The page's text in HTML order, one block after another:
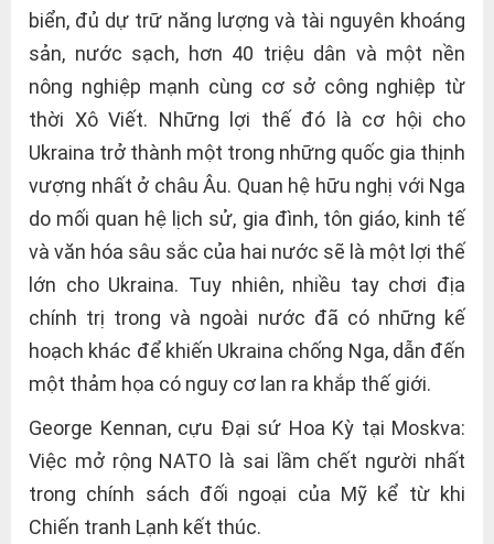
biển, đủ dự trữ năng lượng và tài nguyên khoáng
sản, nước sạch, hơn 40 triệu dân và một nền
nông nghiệp mạnh cùng cơ sở công nghiệp từ
thời Xô Viết. Những lợi thế đó là cơ hội cho
Ukraina trở thành một trong những quốc gia thịnh
vượng nhất ở châu Âu. Quan hệ hữu nghị với Nga
do mối quan hệ lịch sử, gia đình, tôn giáo, kinh tế
và văn hóa sâu sắc của hai nước sẽ là một lợi thế
lớn cho Ukraina. Tuy nhiên, nhiều tay chơi địa
chính trị trong và ngoài nước đã có những kế
hoạch khác để khiến Ukraina chống Nga, dẫn đến
một thảm họa có nguy cơ lan ra khắp thế giới.
George Kennan, cựu Đại sứ Hoa Kỳ tại Moskva:
Việc mở rộng NATO là sai lầm chết người nhất
trong chính sách đối ngoại của Mỹ kể từ khi
Chiến tranh Lạnh kết thúc.